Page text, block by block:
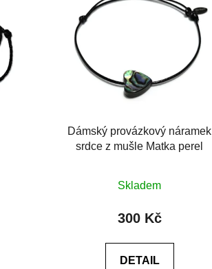
Dámský provázkový náramek
srdce z mušle Matka perel
hodnocení
produktu
z
Skladem
300 Kč
DETAIL